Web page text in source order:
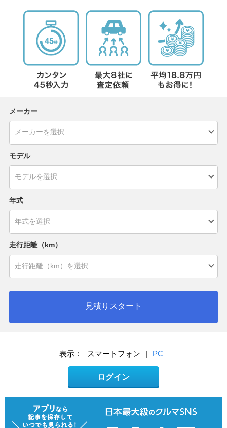
メーカー
モデル
年式
走行距離（km）
見積りスタート
表示： スマートフォン | PC
ログイン